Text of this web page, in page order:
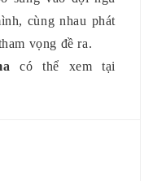
cùng nhau phát
vọng đề ra.
có thể xem tại